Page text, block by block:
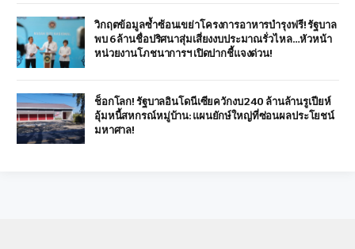
วิกฤตข้อมูลซ้ำซ้อนเขย่าโครงการอาหารบำรุงฟรี! รัฐบาล
พบ 6 ล้านชื่อปริศนาสุ่มเสี่ยงงบประมาณรั่วไหล…หัวหน้า
หน่วยงานโภชนาการฯ เปิดปากชี้แจงด่วน!
ช็อกโลก! รัฐบาลอินโดนีเซียควักงบ 240 ล้านล้านรูเปียห์
อุ้มหนี้สหกรณ์หมู่บ้าน: แผนยักษ์ใหญ่ที่ซ่อนผลประโยชน์
มหาศาล!